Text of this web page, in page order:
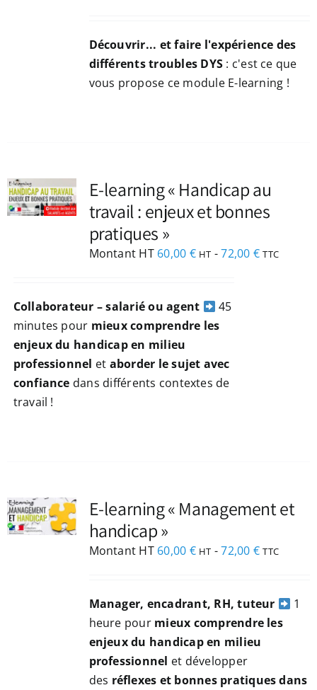
Découvrir... et faire l'expérience des
différents troubles DYS : c'est ce que
vous propose ce module E-learning !
E-learning « Handicap au
travail : enjeux et bonnes
pratiques »
Montant HT 60,00 € HT -72,00 € TTC
Collaborateur – salarié ou agent
45
minutes pour mieux comprendre les
enjeux du handicap en milieu
professionnel et aborder le sujet avec
confiance dans différents contextes de
travail !
E-learning « Management et
handicap »
Montant HT 60,00 € HT -72,00 € TTC
Manager, encadrant, RH, tuteur
1
heure pour mieux comprendre les
enjeux du handicap en milieu
professionnel et développer
des réflexes et bonnes pratiques dans